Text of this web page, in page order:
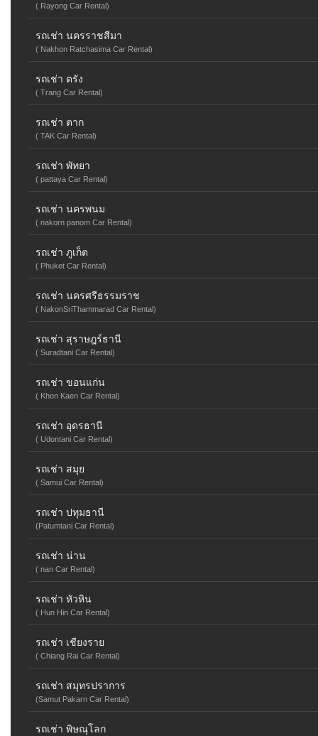
( Rayong Car Rental)
รถเช่า นครราชสีมา
( Nakhon Ratchasima Car Rental)
รถเช่า ตรัง
( Trang Car Rental)
รถเช่า ตาก
( TAK Car Rental)
รถเช่า พัทยา
( pattaya Car Rental)
รถเช่า นครพนม
( nakorn panom Car Rental)
รถเช่า ภูเก็ต
( Phuket Car Rental)
รถเช่า นครศรีธรรมราช
( NakonSriThammarad Car Rental)
รถเช่า สุราษฎร์ธานี
( Suradtani Car Rental)
รถเช่า ขอนแก่น
( Khon Kaen Car Rental)
รถเช่า อุดรธานี
( Udontani Car Rental)
รถเช่า สมุย
( Samui Car Rental)
รถเช่า ปทุมธานี
(Patumtani Car Rental)
รถเช่า น่าน
( nan Car Rental)
รถเช่า หัวหิน
( Hun Hin Car Rental)
รถเช่า เชียงราย
( Chiang Rai Car Rental)
รถเช่า สมุทรปราการ
(Samut Pakarn Car Rental)
รถเช่า พิษณุโลก